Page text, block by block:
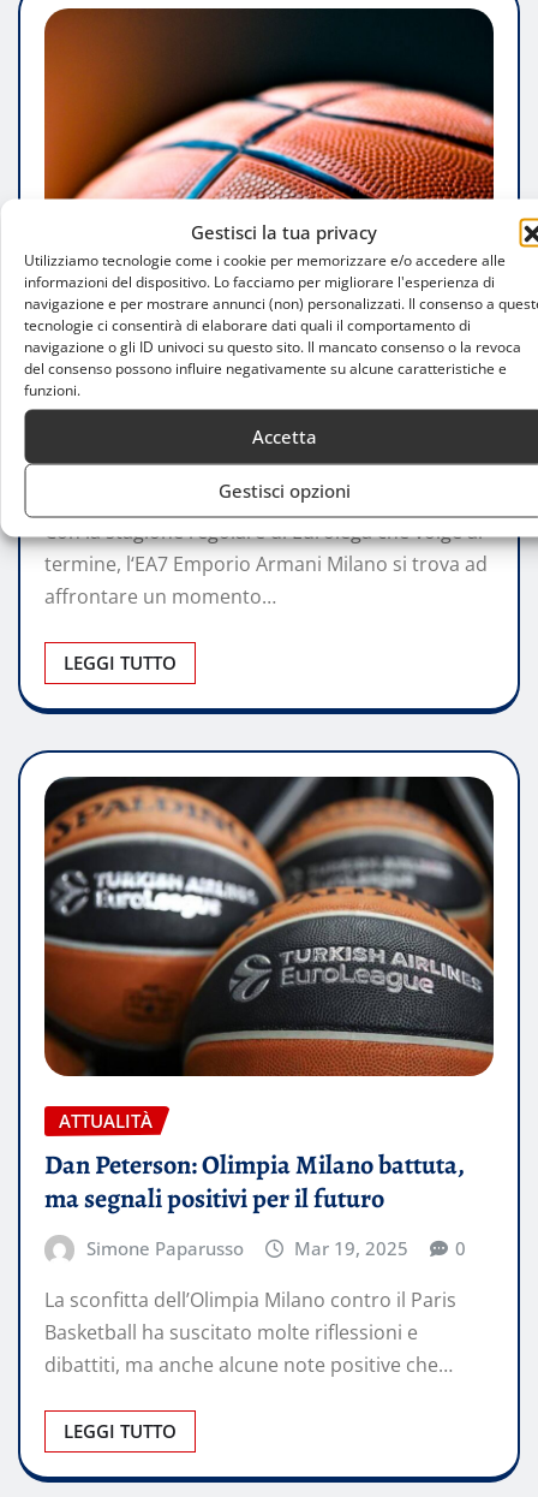
Gestisci la tua privacy
Utilizziamo tecnologie come i cookie per memorizzare e/o accedere alle
informazioni del dispositivo. Lo facciamo per migliorare l'esperienza di
navigazione e per mostrare annunci (non) personalizzati. Il consenso a
tecnologie ci consentirà di elaborare dati quali il comportamento di
navigazione o gli ID univoci su questo sito. Il mancato consenso o la revoca
del consenso possono influire negativamente su alcune caratteristiche e
funzioni.
Accetta
Gestisci opzioni
ATTUALITÀ
Olimpia Milano: Volata Finale in
Eurolega per l’Accesso ai Playoff
Noemi Brambilla Mar 26, 2025
Con la stagione regolare di Eurolega che volge al
termine, l‘EA7 Emporio Armani Milano si trova ad
affrontare un momento…
LEGGI TUTTO
ATTUALITÀ
Dan Peterson: Olimpia Milano battuta,
ma segnali positivi per il futuro
Simone Paparusso Mar 19, 2025 0
La sconfitta dell’Olimpia Milano contro il Paris
Basketball ha suscitato molte riflessioni e
dibattiti, ma anche alcune note positive che…
LEGGI TUTTO